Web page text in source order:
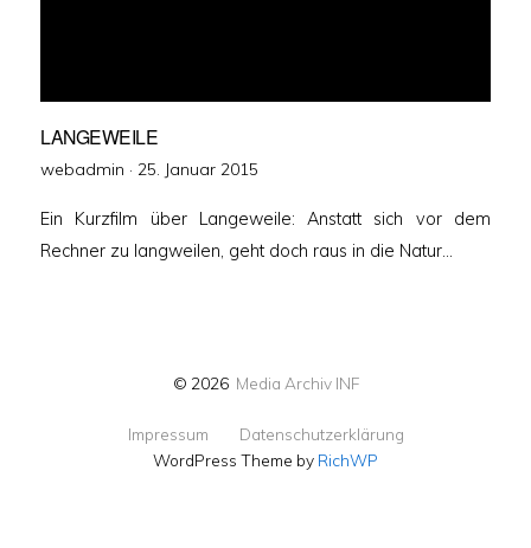
LANGEWEILE
webadmin · Veröffentlicht
25. Januar 2015
Ein Kurzfilm über Langeweile: Anstatt sich vor dem
Rechner zu langweilen, geht doch raus in die Natur…
© 2026 Media Archiv INF
Impressum
Datenschutzerklärung
WordPress Theme by RichWP